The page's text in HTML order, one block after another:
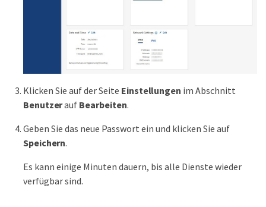
Klicken Sie auf der Seite Einstellungen im Abschnitt
Benutzerauf Bearbeiten.
Geben Sie das neue Passwort ein und klicken Sie auf
Speichern.
Es kann einige Minuten dauern, bis alle Dienste wieder
verfügbar sind.